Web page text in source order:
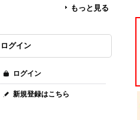
もっと見る
ログイン
ログイン
新規登録はこちら